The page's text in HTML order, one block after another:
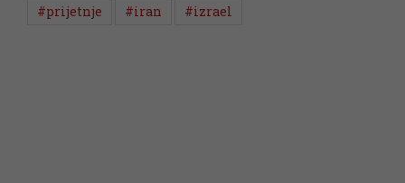
#prijetnje #iran #izrael